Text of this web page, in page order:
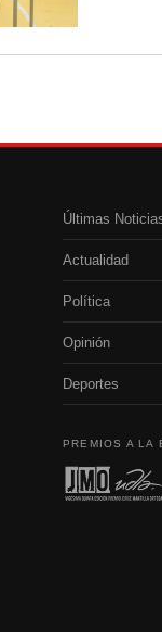
Últimas
Actualidad
Política
Opinión
Deportes
PREMIOS A LA